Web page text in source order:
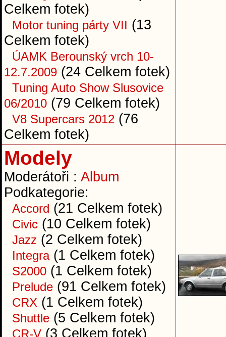
Celkem fotek)
Motor tuning párty VII (13
Celkem fotek)
ÚAMK Berounský vrch 10-
12.7.2009 (24 Celkem fotek)
Tuning Auto Show Slusovice
06/2010 (79 Celkem fotek)
V8 Supercars 2012 (76
Celkem fotek)
Modely
Moderátoři : Album
Podkategorie:
Accord (21 Celkem fotek)
Civic (10 Celkem fotek)
Jazz (2 Celkem fotek)
Integra(1 Celkem fotek)
S2000 (1 Celkem fotek)
Prelude (91 Celkem fotek)
CRX (1 Celkem fotek)
Shuttle (5 Celkem fotek)
CR-V (3 Celkem fotek)